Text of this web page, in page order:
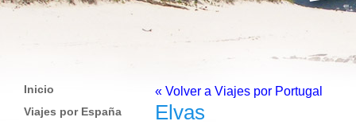
Inicio
Viajes por España
« Volver a Viajes por Portugal
Elvas